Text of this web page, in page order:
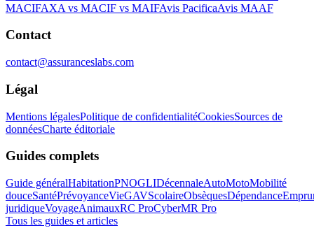
MACIFAXA vs MACIF vs MAIFAvis PacificaAvis MAAF
Contact
contact@assuranceslabs.com
Légal
Mentions légalesPolitique de confidentialitéCookiesSources de
donnéesCharte éditoriale
Guides complets
Guide généralHabitationPNOGLIDécennaleAutoMotoMobilité
douceSantéPrévoyanceVieGAVScolaireObsèquesDépendance
juridiqueVoyageAnimauxRC ProCyberMR Pro
Tous les guides et articles